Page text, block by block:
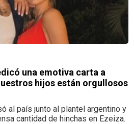
una emotiva carta a
hijos están orgullosos
al país junto al plantel argentino y
cantidad de hinchas en Ezeiza.